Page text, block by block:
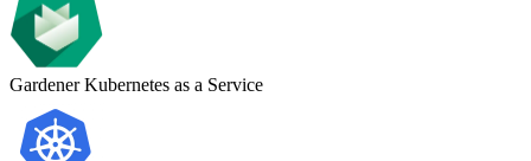
Gardener Kubernetes as a Service